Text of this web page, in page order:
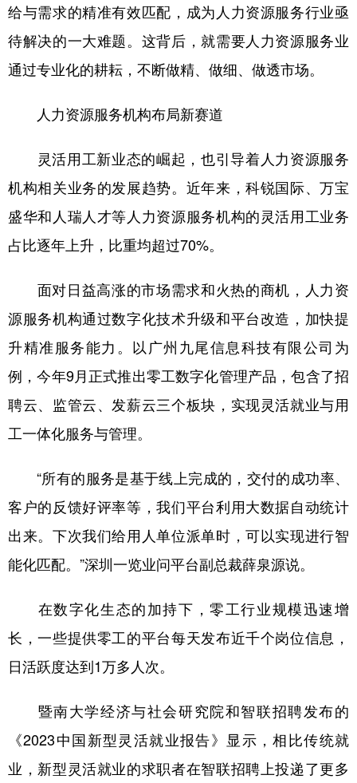
Deutsch Português
给与需求的精准有效匹配，成为人力资源服务行业亟
待解决的一大难题。这背后，就需要人力资源服务业
通过专业化的耕耘，不断做精、做细、做透市场。
人力资源服务机构布局新赛道
灵活用工新业态的崛起，也引导着人力资源服务
机构相关业务的发展趋势。近年来，科锐国际、万宝
盛华和人瑞人才等人力资源服务机构的灵活用工业务
占比逐年上升，比重均超过70%。
面对日益高涨的市场需求和火热的商机，人力资
源服务机构通过数字化技术升级和平台改造，加快提
升精准服务能力。以广州九尾信息科技有限公司为
例，今年9月正式推出零工数字化管理产品，包含了招
聘云、监管云、发薪云三个板块，实现灵活就业与用
工一体化服务与管理。
“所有的服务是基于线上完成的，交付的成功率、
客户的反馈好评率等，我们平台利用大数据自动统计
出来。下次我们给用人单位派单时，可以实现进行智
能化匹配。”深圳一览业问平台副总裁薛泉源说。
在数字化生态的加持下，零工行业规模迅速增
长，一些提供零工的平台每天发布近千个岗位信息，
日活跃度达到1万多人次。
暨南大学经济与社会研究院和智联招聘发布的
《2023中国新型灵活就业报告》显示，相比传统就
业，新型灵活就业的求职者在智联招聘上投递了更多